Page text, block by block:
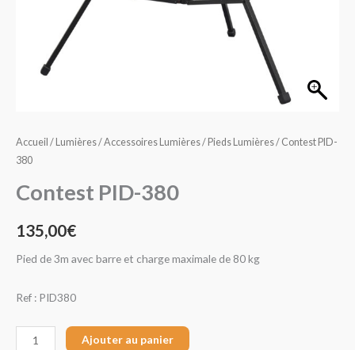
Accueil / Lumières/Accessoires Lumières/ Pieds Lumières/ Contest PID-
380
Contest PID-380
135,00€
Pied de 3m avec barre et charge maximale de 80 kg
Ref : PID380
Ajouter au panier